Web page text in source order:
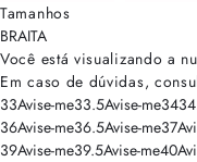
Tamanhos
BRAITA
Você está visualizando a
Em caso de dúvidas,
33Avise-me33.5Avise-me34
36Avise-me36.5Avise-me37
39Avise-me39.5Avise-me40